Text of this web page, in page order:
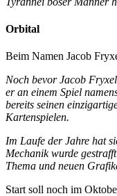
Orbital
Beim Namen Jacob
Noch bevor Jacob
er an einem Spiel
bereits seinen
Kartenspielen.
Im Laufe der Jahre hat
Mechanik wurde
Thema und neuen
Start soll noch im